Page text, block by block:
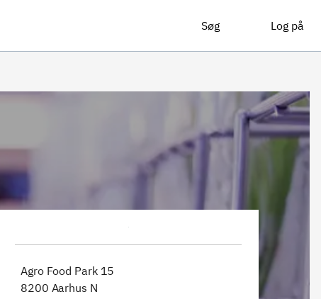
Søg Log på
Agro Food Park 15
8200 Aarhus N